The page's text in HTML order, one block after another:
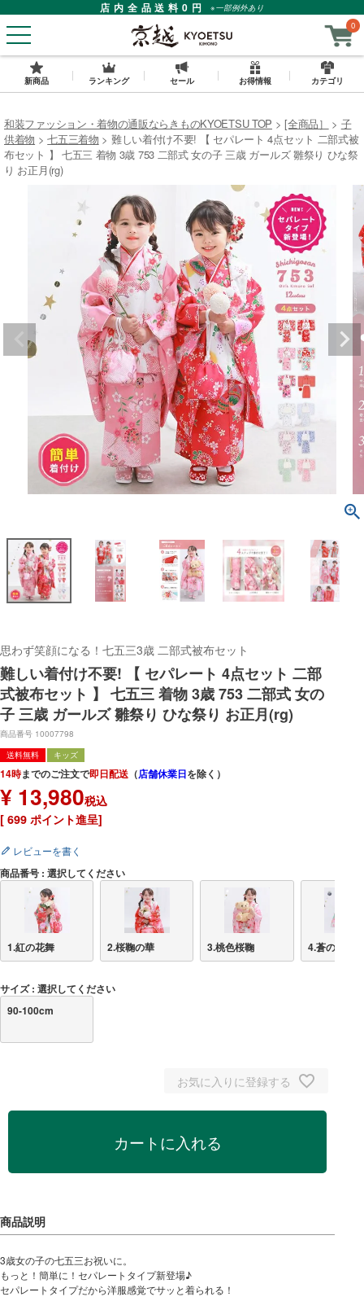
店内全品送料0円
※一部例外あり
0
新商品 ランキング セール お得情報 カテゴリ
和装ファッション・着物の通販ならきものKYOETSU TOP [全商品］
子
供着物
七五三着物
難しい着付け不要! 【 セパレート 4点セット 二部式被
布セット 】 七五三 着物 3歳 753 二部式 女の子 三歳 ガールズ 雛祭り ひな祭
り お正月(rg)
思わず笑顔になる！七五三3歳 二部式被布セット
難しい着付け不要! 【 セパレート 4点セット 二部
式被布セット 】 七五三 着物 3歳 753 二部式 女の
子 三歳 ガールズ 雛祭り ひな祭り お正月(rg)
商品番号 10007798
送料無料
キッズ
14時までのご注文で即日配送 （店舗休業日を除く）
¥ 13,980税込
[ 699 ポイント進呈]
レビューを書く
商品番号 選択してください
1.紅の花舞 2.桜鞠の華 3.桃色桜鞠 4.蒼の夢咲き
サイズ 選択してください
90-100cm
お気に入りに登録する
カートに入れる
3歳女の子の七五三お祝いに。
もっと！簡単に！セパレートタイプ新登場♪
セパレートタイプだから洋服感覚でサッと着られる！